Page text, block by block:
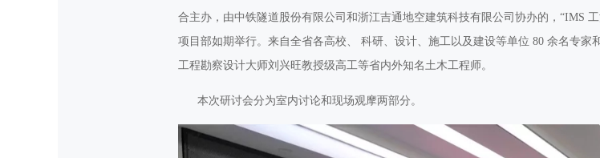
合主办，由中铁隧道股份有限公司和浙江吉通地空建筑科技有限公司协办的，“IMS
项目部如期举行。来自全省各高校、 科研、设计、施工以及建设等单位 80 余名专
工程勘察设计大师刘兴旺教授级高工等省内外知名土木工程师。
本次研讨会分为室内讨论和现场观摩两部分。